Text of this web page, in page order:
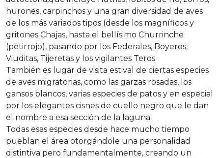
hurones, carpinchos y una gran diversidad de aves
de los más variados tipos (desde los magníficos y
gritones Chajas, hasta el bellísimo Churrinche
(petirrojo), pasando por los Federales, Boyeros,
Viuditas, Tijeretas y los vigilantes Teros.
También es lugar de visita estival de ciertas especies
de aves migratorias, como las garzas rosadas, los
gansos blancos, varias especies de patos y en especial
por los elegantes cisnes de cuello negro que le dan
el nombre a esa sección de la laguna.
Todas esas especies desde hace mucho tiempo
pueblan el área otorgándole una personalidad
distintiva pero fundamentalmente, creando un